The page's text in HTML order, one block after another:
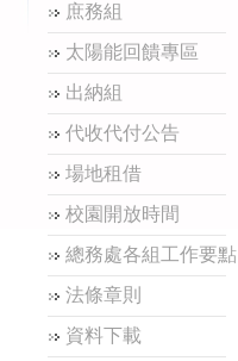
庶務組
太陽能回饋專區
出納組
代收代付公告
場地租借
校園開放時間
總務處各組工作要點
法條章則
資料下載